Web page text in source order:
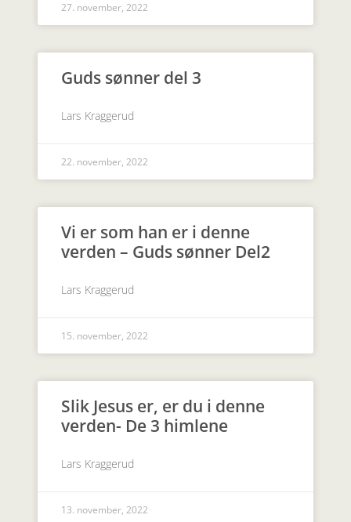
27. november, 2022
Guds sønner del 3
Lars Kraggerud
22. november, 2022
Vi er som han er i denne
verden – Guds sønner Del2
Lars Kraggerud
15. november, 2022
Slik Jesus er, er du i denne
verden- De 3 himlene
Lars Kraggerud
13. november, 2022